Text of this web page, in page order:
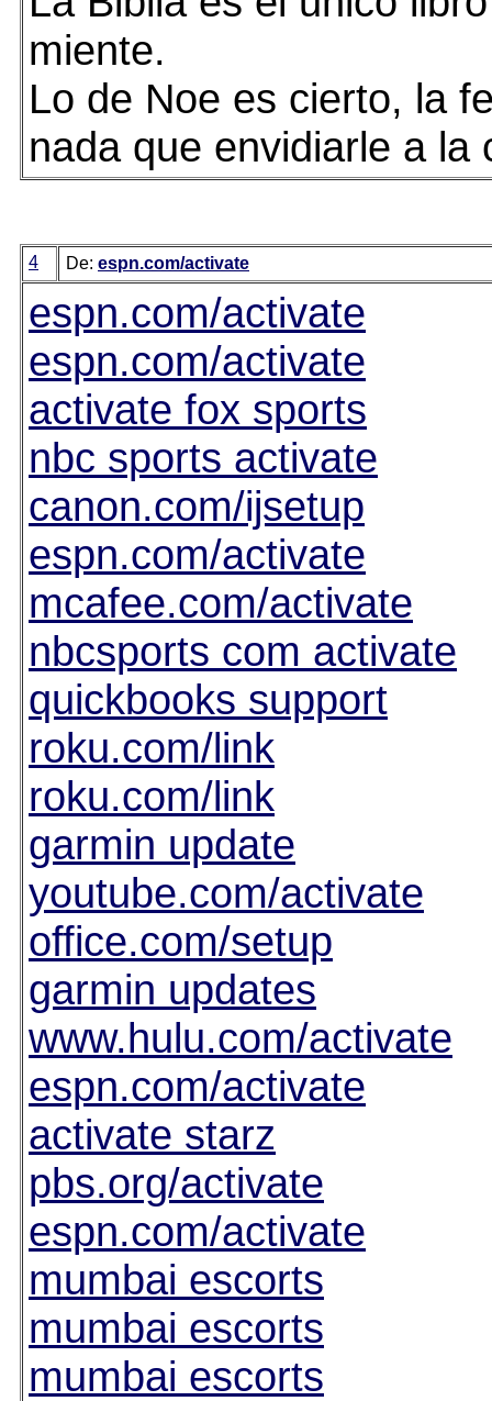
miente.
Lo de Noe es cierto, la
nada que envidiarle a la
4 De: espn.com/activate
espn.com/activate
espn.com/activate
activate fox sports
nbc sports activate
canon.com/ijsetup
espn.com/activate
mcafee.com/activate
nbcsports com activate
quickbooks support
roku.com/link
roku.com/link
garmin update
youtube.com/activate
office.com/setup
garmin updates
www.hulu.com/activate
espn.com/activate
activate starz
pbs.org/activate
espn.com/activate
mumbai escorts
mumbai escorts
mumbai escorts